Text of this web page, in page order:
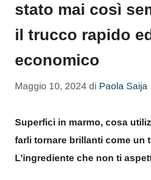
stato mai così
il trucco rapido
economico
Maggio 10, 2024 di Paola Saija
Superfici in marmo, cosa
farli tornare brillanti come un
L’ingrediente che non ti